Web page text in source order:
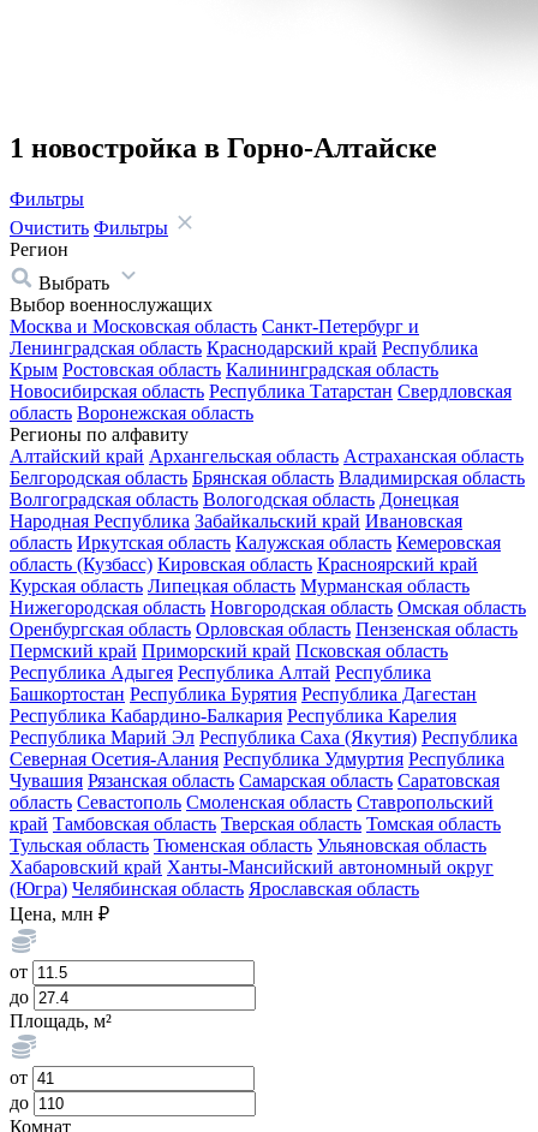
1 новостройка в Горно-Алтайске
Фильтры
Очистить Фильтры
Регион
Выбрать
Выбор военнослужащих
Москва и Московская область Санкт-Петербург и
Ленинградская область Краснодарский край Республика
Крым Ростовская область Калининградская область
Новосибирская область Республика Татарстан Свердловская
область Воронежская область
Регионы по алфавиту
Алтайский край Архангельская область Астраханская область
Белгородская область Брянская область Владимирская область
Волгоградская область Вологодская область Донецкая
Народная Республика Забайкальский край Ивановская
область Иркутская область Калужская область Кемеровская
область (Кузбасс) Кировская область Красноярский край
Курская область Липецкая область Мурманская область
Нижегородская область Новгородская область Омская область
Оренбургская область Орловская область Пензенская область
Пермский край Приморский край Псковская область
Республика Адыгея Республика Алтай Республика
Башкортостан Республика Бурятия Республика Дагестан
Республика Кабардино-Балкария Республика Карелия
Республика Марий Эл Республика Саха (Якутия) Республика
Северная Осетия-Алания Республика Удмуртия Республика
Чувашия Рязанская область Самарская область Саратовская
область Севастополь Смоленская область Ставропольский
край Тамбовская область Тверская область Томская область
Тульская область Тюменская область Ульяновская область
Хабаровский край Ханты-Мансийский автономный округ
(Югра) Челябинская область Ярославская область
Цена, млн ₽
от
до
Площадь, м²
от
до
Комнат